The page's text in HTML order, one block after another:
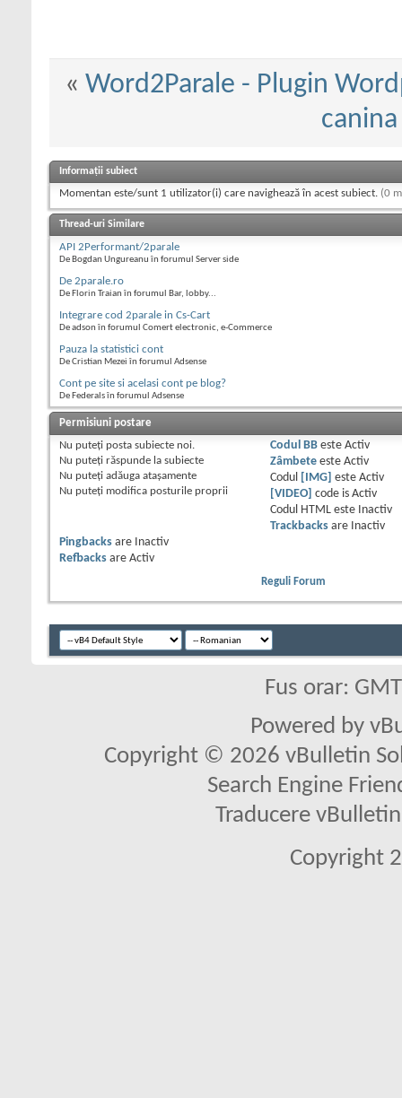
« Word2Parale - Plugin
Informații subiect
Momentan este/sunt 1 utilizator(i) care navighează în acest subiect. (0
Thread-uri Similare
API 2Performant/2parale
De Bogdan Ungureanu în forumul Server side
De 2parale.ro
De Florin Traian în forumul Bar, lobby...
Integrare cod 2parale in Cs-Cart
De adson în forumul Comert electronic, e-Commerce
Pauza la statistici cont
De Cristian Mezei în forumul Adsense
Cont pe site si acelasi cont pe blog?
De Federals în forumul Adsense
Permisiuni postare
Nu puteţi posta subiecte noi.
Nu puteţi răspunde la subiecte
Nu puteţi adăuga ataşamente
Nu puteţi modifica posturile proprii
Codul BBeste Activ
Zâmbeteeste Activ
Codul
[IMG] este Activ
[VIDEO] code is Activ
Codul HTML este
Inactiv
Trackbacksare
Inactiv
Pingbacks are
Inactiv
Refbacks are Activ
Reguli Forum
Fus orar:
Powered by
Copyright © 2026 vBulletin
Search Engine
Traducere
Copyright